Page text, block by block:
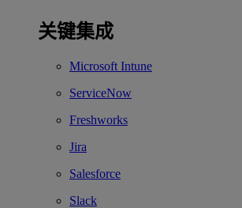
关键集成
Microsoft Intune
ServiceNow
Freshworks
Jira
Salesforce
Slack